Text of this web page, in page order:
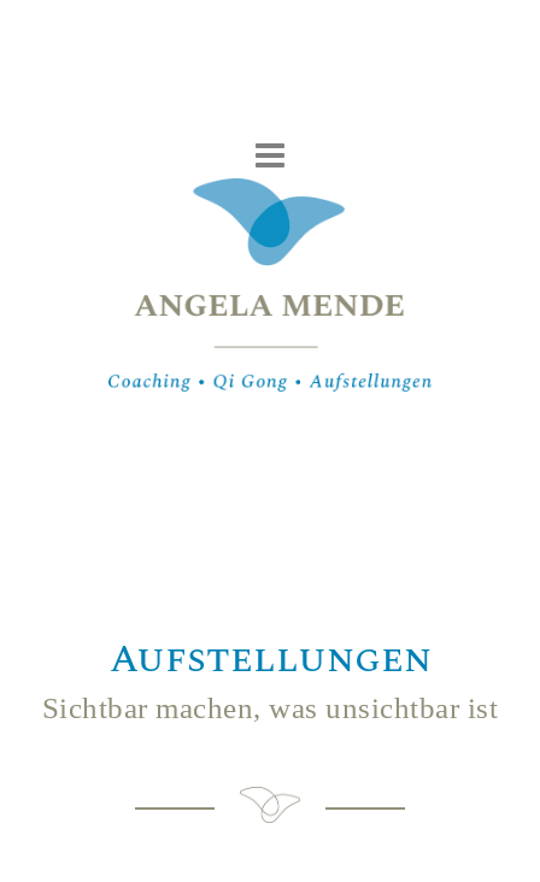
Aufstellungen
Sichtbar machen, was unsichtbar ist